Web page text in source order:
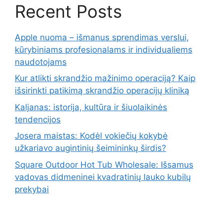
Recent Posts
Apple nuoma – išmanus sprendimas verslui,
kūrybiniams profesionalams ir individualiems
naudotojams
Kur atlikti skrandžio mažinimo operaciją? Kaip
išsirinkti patikimą skrandžio operacijų kliniką
Kaljanas: istorija, kultūra ir šiuolaikinės
tendencijos
Josera maistas: Kodėl vokiečių kokybė
užkariavo augintinių šeimininkų širdis?
Square Outdoor Hot Tub Wholesale: Išsamus
vadovas didmeninei kvadratinių lauko kubilų
prekybai